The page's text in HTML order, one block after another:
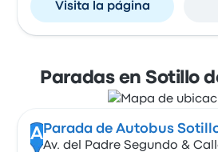
Visita la página
Paradas en Sotillo
A Parada de Autobus
Av. del Padre Segundo &